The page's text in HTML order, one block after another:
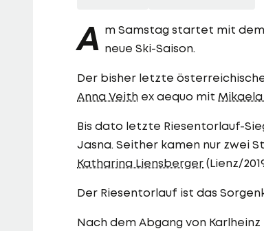
A m Samstag startet mit dem
neue Ski-Saison.
Der bisher letzte
Anna Veith ex aequo mit
Bis dato letzte Riesentorlauf-
Jasna. Seither kamen nur zwei
Katharina Liensberger (Lienz/
Der Riesentorlauf ist das
Nach dem Abgang von